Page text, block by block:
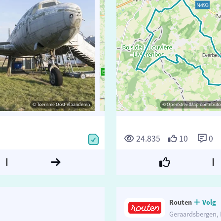
© Toerisme Oost-Vlaanderen © OpenStreetMap contributors,
© Toerisme Oost-Vlaanderen © OpenStreetMap
24.835 10 0
Routen
Volg
Geraardsbergen,